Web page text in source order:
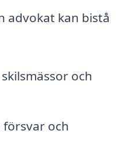
advokat kan bistå
och
och